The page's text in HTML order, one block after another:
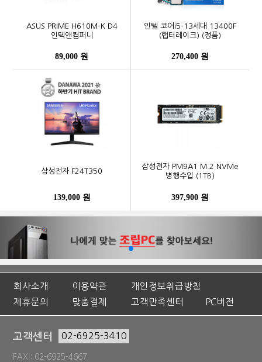
ASUS PRIME H610M-K D4
인텍앤컴퍼니
89,000 원
인텔 코어i5-13세대 13400F
(랩터레이크) (정품)
270,400 원
삼성전자 F24T350
139,000 원
삼성전자 PM9A1 M.2 NVMe
병행수입 (1TB)
397,900 원
회사소개 이용약관
개인정보취급방침
제휴문의
맞춤결제 고객만족센터 PC버전
고객센터 02-6925-3410
FAX : 02-6925-4667